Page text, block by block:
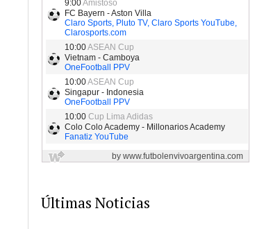
Últimas Noticias